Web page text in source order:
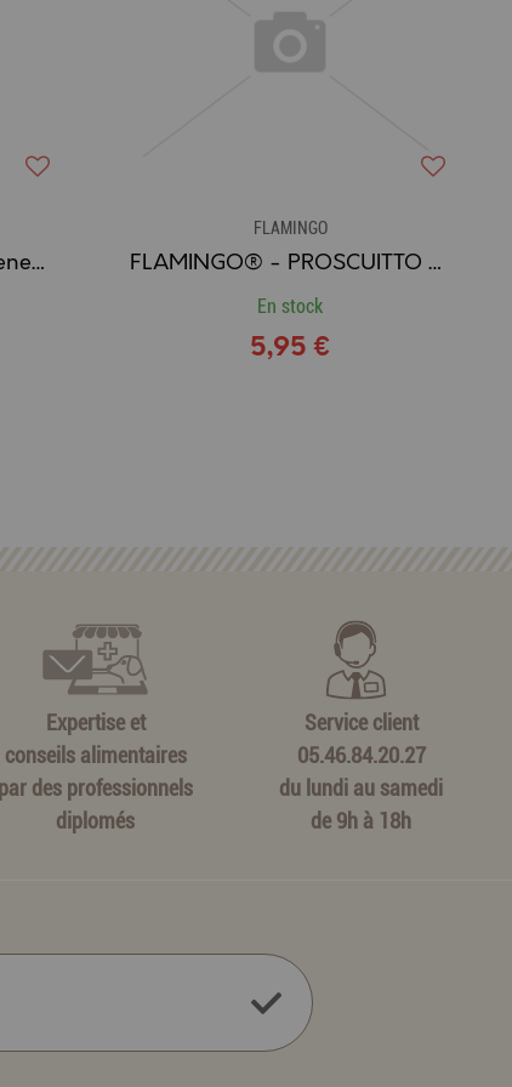
FLAMINGO - Baril / Conteneur pour Aliments Volailles (43 L)
FLAMINGO
FLAMINGO® - PROSCUITTO Friandise Naturelle pour Chien OS DE TIBIA
En stock
5,95 €
Expertise et
conseils alimentaires
par des professionnels
diplomés
Service client
05.46.84.20.27
du lundi au samedi
de 9h à 18h